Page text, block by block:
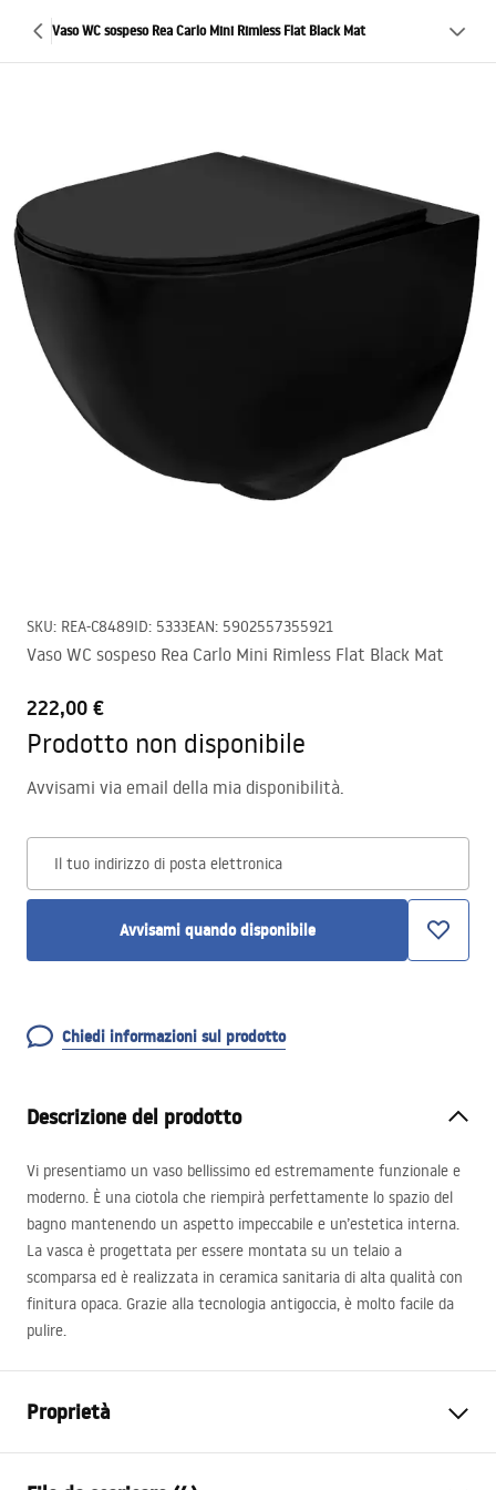
Vaso WC sospeso Rea Carlo Mini Rimless Flat Black Mat
SKU: REA-C8489ID: 5333EAN: 5902557355921
Vaso WC sospeso Rea Carlo Mini Rimless Flat Black Mat
222,00 €
Prodotto non disponibile
Avvisami via email della mia disponibilità.
Il tuo indirizzo di posta elettronica
Avvisami quando disponibile
Chiedi informazioni sul prodotto
Descrizione del prodotto
Vi presentiamo un vaso bellissimo ed estremamente funzionale e
moderno. È una ciotola che riempirà perfettamente lo spazio del
bagno mantenendo un aspetto impeccabile e un’estetica interna.
La vasca è progettata per essere montata su un telaio a
scomparsa ed è realizzata in ceramica sanitaria di alta qualità con
finitura opaca. Grazie alla tecnologia antigoccia, è molto facile da
pulire.
Proprietà